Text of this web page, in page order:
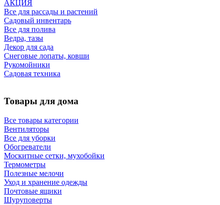
АКЦИЯ
Все для рассады и растений
Садовый инвентарь
Все для полива
Ведра, тазы
Декор для сада
Снеговые лопаты, ковши
Рукомойники
Садовая техника
Товары для дома
Все товары категории
Вентиляторы
Все для уборки
Обогреватели
Москитные сетки, мухобойки
Термометры
Полезные мелочи
Уход и хранение одежды
Почтовые ящики
Шуруповерты